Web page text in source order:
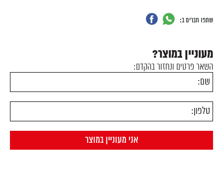
שתפו חברים ב:
מעוניין במוצר?
השאר פרטים ונחזור בהקדם: